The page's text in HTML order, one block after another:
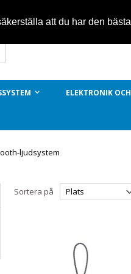
att du har den
ELEKTRONIK
ljudsystem
Sortera på